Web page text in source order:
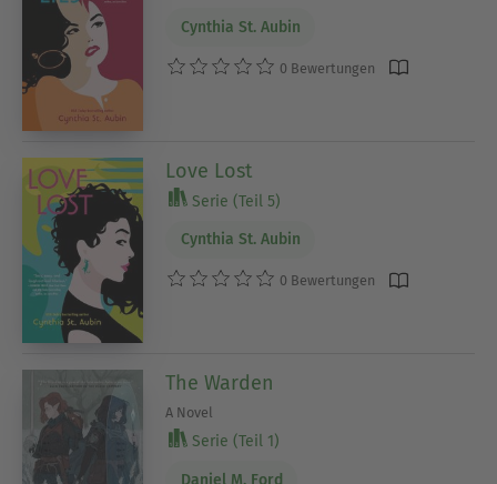
Cynthia St. Aubin
0 Bewertungen
Love Lost
Serie (Teil 5)
Cynthia St. Aubin
0 Bewertungen
The Warden
A Novel
Serie (Teil 1)
Daniel M. Ford